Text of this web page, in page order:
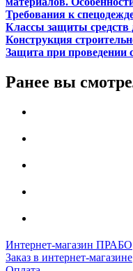
Требования к
Классы защиты
Конструкция
Защита при проведении
Ранее вы
Интернет-магазин ПРАБО
Заказ в интернет-магазине